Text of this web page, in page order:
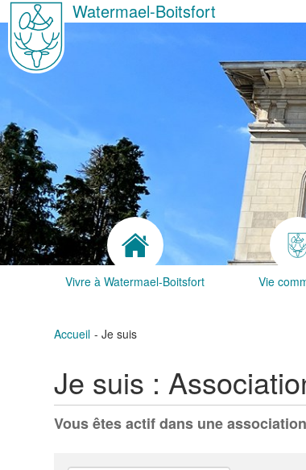
Watermael-Boitsfort
Vivre à Watermael-Boitsfort Vie
Accueil Je suis
Je suis :
Vous êtes actif dans une